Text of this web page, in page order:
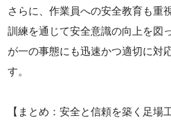
さらに、作業員への安全教育も重
訓練を通じて安全意識の向上を図
が一の事態にも迅速かつ適切に対
す。
【まとめ：安全と信頼を築く足場